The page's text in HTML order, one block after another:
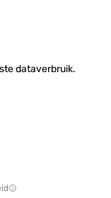
dataverbruik.